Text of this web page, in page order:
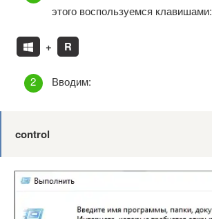
этого воспользуемся клавишами:
+ R
Вводим:
control